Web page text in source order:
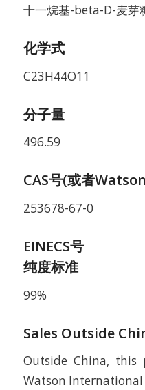
十一烷基-beta-D-麦芽
化学式
C23H44O11
分子量
496.59
CAS号(或者
253678-67-0
EINECS号
纯度标准
99%
Sales Outside
Outside China,
Watson